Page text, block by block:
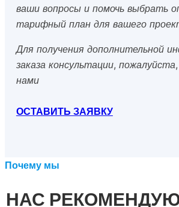
ваши вопросы и помочь выбрать
тарифный план для вашего
Для получения дополнительной
заказа консультации,
нами
ОСТАВИТЬ ЗАЯВКУ
Почему мы
НАС